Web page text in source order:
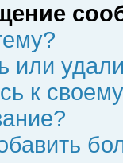
или
к